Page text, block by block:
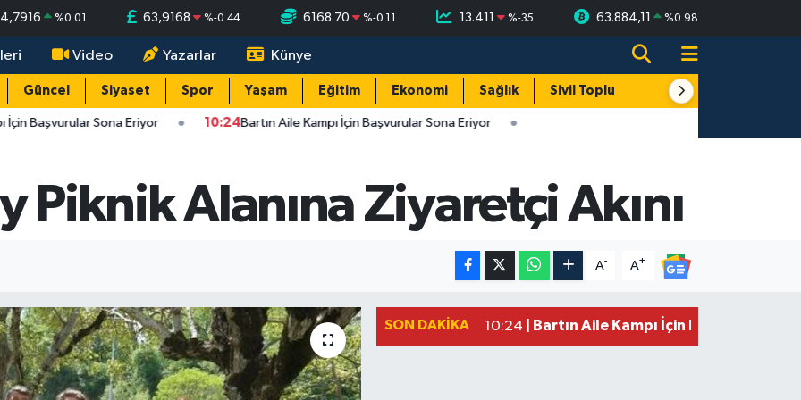
%0.01 63,9168 %-0.44 6168.70 %-0.11 13.411 %-35 63.884,11 %0.98
Video Yazarlar Künye
Güncel Siyaset Spor Yaşam Eğitim Ekonomi Sağlık Sivil Toplum Turizm
Başvurular Sona Eriyor 10:24Bartın Aile Kampı İçin Başvurular Sona Eriyor
Piknik Alanına Ziyaretçi Akını
A- A+
SON DAKIKA 10:24 | Bartın Aile Kampı İçin Başvurular